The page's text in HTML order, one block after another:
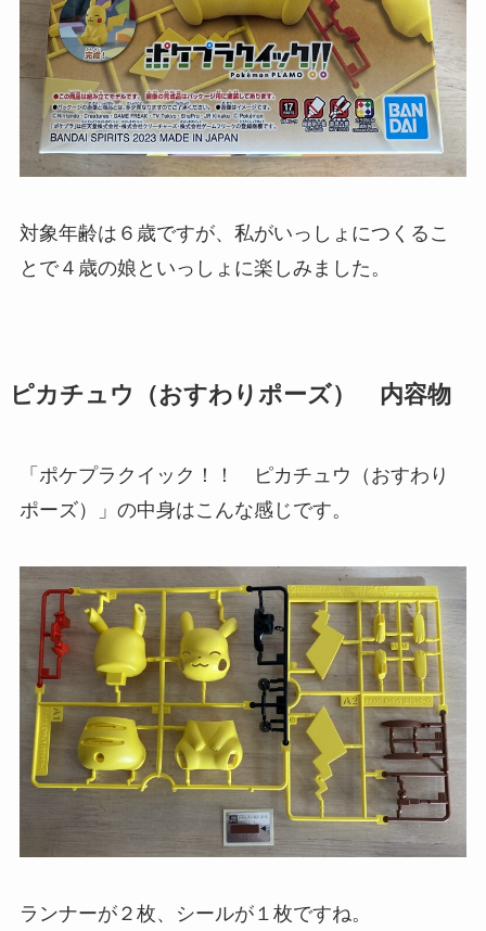
対象年齢は６歳ですが、私がいっしょにつくるこ
とで４歳の娘といっしょに楽しみました。
ピカチュウ（おすわりポーズ） 内容物
「ポケプラクイック！！ ピカチュウ（おすわり
ポーズ）」の中身はこんな感じです。
ランナーが２枚、シールが１枚ですね。